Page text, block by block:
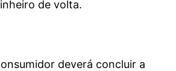
de volta.
deverá concluir a